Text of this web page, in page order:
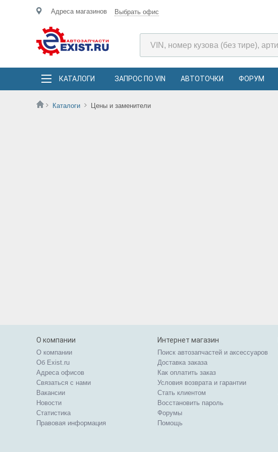
Адреса магазинов Выбрать офис
КАТАЛОГИ ЗАПРОС ПО VIN АВТОТОЧКИ ФОРУМ
Каталоги Цены и заменители
О компании
О компании
Об Exist.ru
Адреса офисов
Связаться с нами
Вакансии
Новости
Статистика
Правовая информация
Интернет магазин
Поиск автозапчастей и аксессуаров
Доставка заказа
Как оплатить заказ
Условия возврата и гарантии
Стать клиентом
Восстановить пароль
Форумы
Помощь